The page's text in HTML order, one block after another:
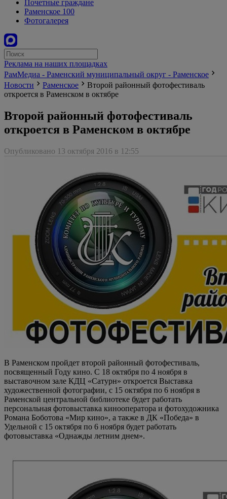
Почетные граждане
Раменское 100
Фотогалерея
Реклама на наших площадках
РамМедиа - Раменский муниципальный округ - Раменское
Новости
Раменское
Второй районный фотофестиваль
откроется в Раменском в октябре
Второй районный фотофестиваль
откроется в Раменском в октябре
Опубликовано 13 октября 2016 в 12:55
В Раменском пройдет второй районный фотофестиваль,
посвященный Году кино. С 18 октября по 4 ноября в
выставочном зале КДЦ «Сатурн» откроется Выставка
художественной фотографии, с 15 октября по 6 ноября в
Раменской центральной библиотеке будет работать
персональная фотовыставка кинооператора и фотохудожника
Романа Боботова «Мир кино», а также в ДК «Победа» в
Удельной с 15 октября по 6 ноября будет работать
фотовыставка «Однажды летним днем».